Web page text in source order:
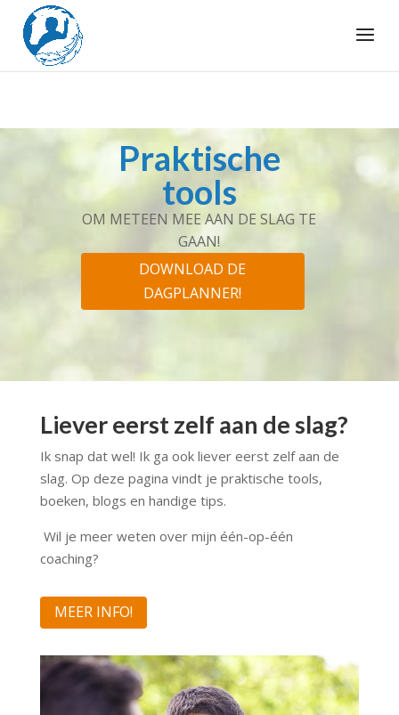
Praktische
tools
OM METEEN MEE AAN DE SLAG TE
GAAN!
DOWNLOAD DE
DAGPLANNER!
Liever eerst zelf aan de slag?
Ik snap dat wel! Ik ga ook liever eerst zelf aan de
slag. Op deze pagina vindt je praktische tools,
boeken, blogs en handige tips.
Wil je meer weten over mijn één-op-één
coaching?
MEER INFO!